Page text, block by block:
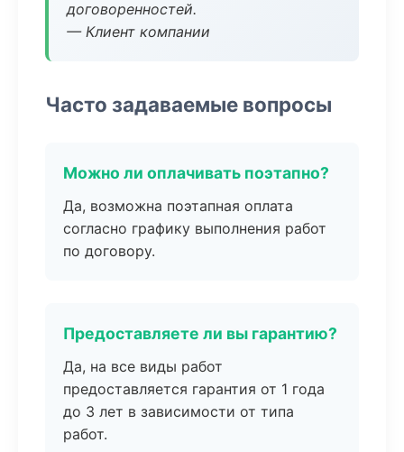
договоренностей.
— Клиент компании
Часто задаваемые вопросы
Можно ли оплачивать поэтапно?
Да, возможна поэтапная оплата
согласно графику выполнения работ
по договору.
Предоставляете ли вы гарантию?
Да, на все виды работ
предоставляется гарантия от 1 года
до 3 лет в зависимости от типа
работ.